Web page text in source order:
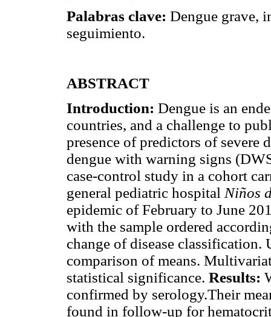
Palabras clave: Dengue grave,
seguimiento.
ABSTRACT
Introduction: Dengue is an
countries, and a challenge to
presence of predictors of
dengue with warning signs
case-control study in a cohort
general pediatric hospital Niños
epidemic of February to June
with the sample ordered
change of disease
comparison of means.
statistical significance. Results:
confirmed by serology.Their
found in follow-up for